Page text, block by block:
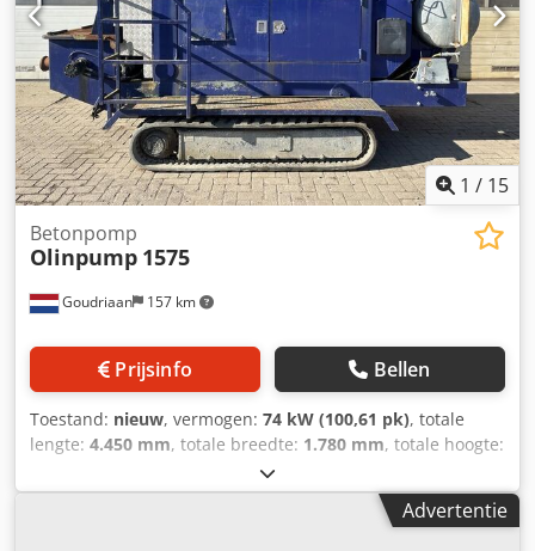
1 / 15
Goudriaan 157 km
Betonpomp
Olinpump 1575
Prijsinfo Bellen
Toestand: nieuw, vermogen: 74 kW (100,61 pk), totale
lengte: 4.450 mm, totale breedte: 1.780 mm, totale hoogte:
, Toepassingsmateriaal: Beton
Ledig gewicht: 2.575 kg Olin betonpomp type 1575 •
Voorzien van afstandbediening • Afgelezen urenstand
Advertentie